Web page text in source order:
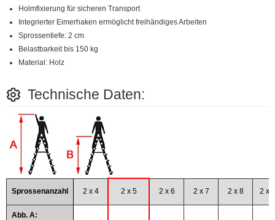
Holmfixierung für sicheren Transport
Integrierter Eimerhaken ermöglicht freihändiges Arbeiten
Sprossentiefe: 2 cm
Belastbarkeit bis 150 kg
Material: Holz
Technische Daten:
Sprossenanzahl 2 x 4 2 x 5 2 x 6 2 x 7 2 x 8 2 x
Abb. A: